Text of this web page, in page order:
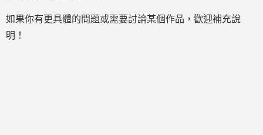
如果你有更具體的問題或需要討論某個作品，歡迎補充說
明！